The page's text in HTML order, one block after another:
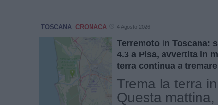
TOSCANA CRONACA 4 Agosto 2026
Terremoto in Toscana:
4.3 a Pisa, avvertita in
terra continua a tremare
Trema la terra
Questa